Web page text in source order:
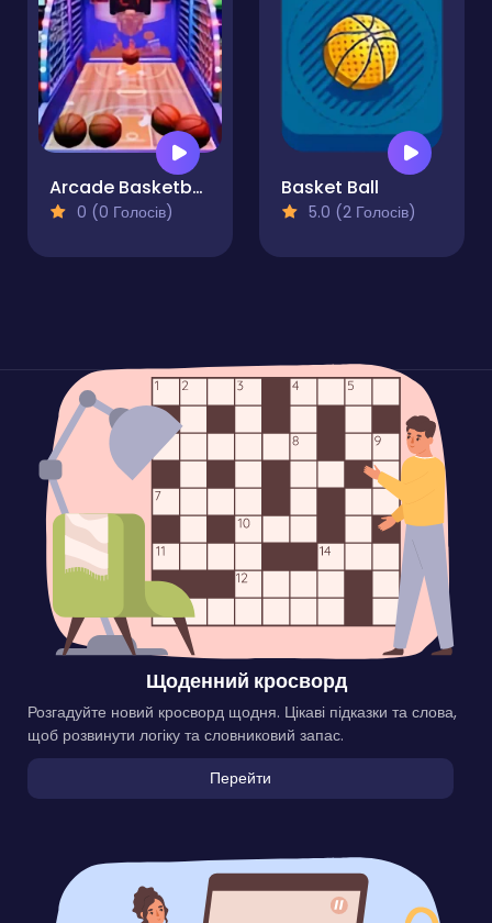
Arcade Basketball
0 (0 Голосів)
Basket Ball
5.0 (2 Голосів)
Щоденний кросворд
Розгадуйте новий кросворд щодня. Цікаві підказки та слова,
щоб розвинути логіку та словниковий запас.
Перейти